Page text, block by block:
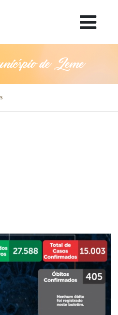
de Leme